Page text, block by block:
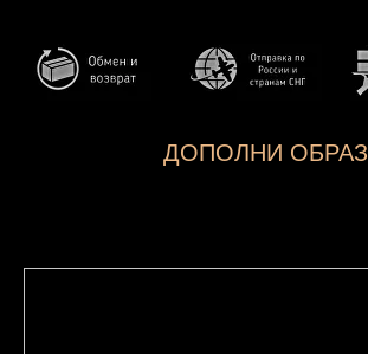
ДОПОЛНИ ОБРАЗ